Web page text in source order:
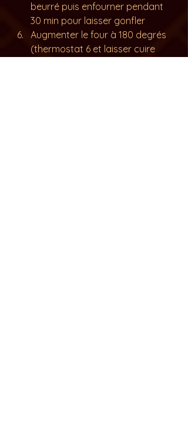
beurré puis enfourner pendant
30 min pour laisser gonfler
Augmenter le four à 180 degrés
(thermostat 6 et laisser cuire